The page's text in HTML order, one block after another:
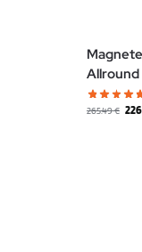
265.49€